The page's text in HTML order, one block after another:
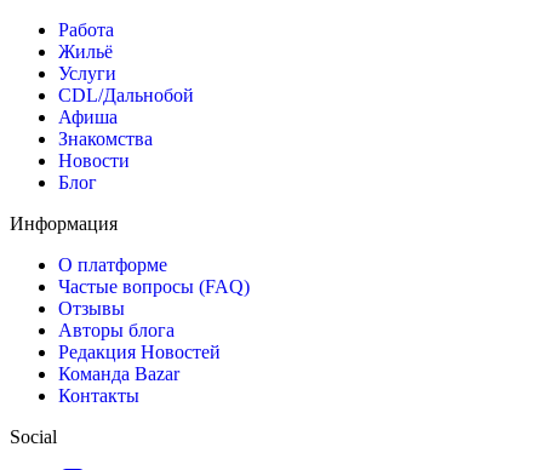
Работа
Жильё
Услуги
CDL/Дальнобой
Афиша
Знакомства
Новости
Блог
Информация
О платформе
Частые вопросы (FAQ)
Отзывы
Авторы блога
Редакция Новостей
Команда Bazar
Контакты
Social